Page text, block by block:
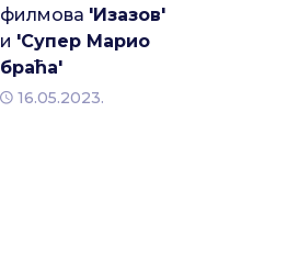
филмова 'Изазов'
и 'Супер Марио
браћа'
16.05.2023.